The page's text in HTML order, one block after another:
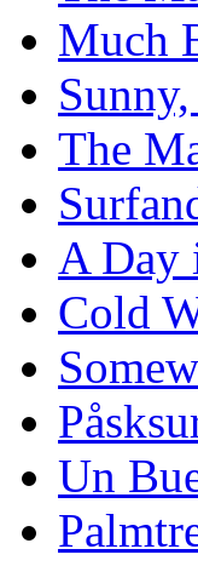
Much
The
A Day
Cold
Un